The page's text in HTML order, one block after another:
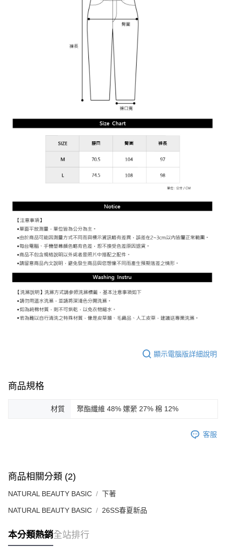
顯示電腦版詳細說明
商品規格
材質 聚酯纖維 48% 嫘縈 27% 棉 12%
客服
商品相關分類 (2)
NATURAL BEAUTY BASIC 下著
NATURAL BEAUTY BASIC 26SS春夏新品
本分類熱銷全站排行